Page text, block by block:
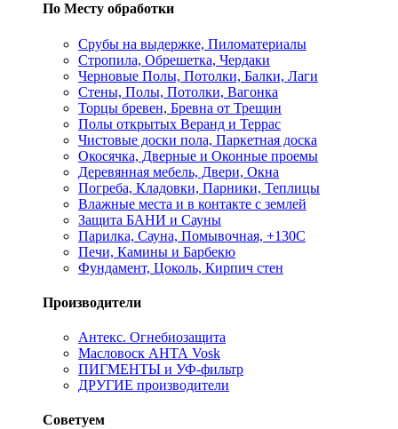
По Месту обработки
Срубы на выдержке, Пиломатериалы
Стропила, Обрешетка, Чердаки
Черновые Полы, Потолки, Балки, Лаги
Стены, Полы, Потолки, Вагонка
Торцы бревен, Бревна от Трещин
Полы открытых Веранд и Террас
Чистовые доски пола, Паркетная доска
Окосячка, Дверные и Оконные проемы
Деревянная мебель, Двери, Окна
Погреба, Кладовки, Парники, Теплицы
Влажные места и в контакте с землей
Защита БАНИ и Сауны
Парилка, Сауна, Помывочная, +130С
Печи, Камины и Барбекю
Фундамент, Цоколь, Кирпич стен
Производители
Антекс. Огнебиозащита
Масловоск АНТА Vosk
ПИГМЕНТЫ и УФ-фильтр
ДРУГИЕ производители
Советуем